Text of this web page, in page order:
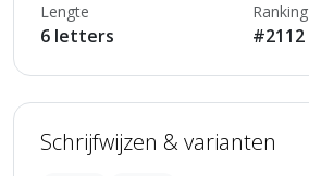
Lengte
6 letters
Ranking
#2112
Schrijfwijzen & varianten